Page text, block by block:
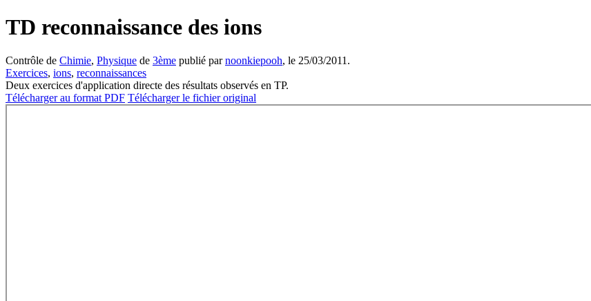
TD reconnaissance des ions
Contrôle de Chimie, Physique de 3ème publié parnoonkiepooh, le 25/03/2011.
Exercices, ions, reconnaissances
Deux exercices d'application directe des résultats observés en TP.
Télécharger au format PDF Télécharger le fichier original